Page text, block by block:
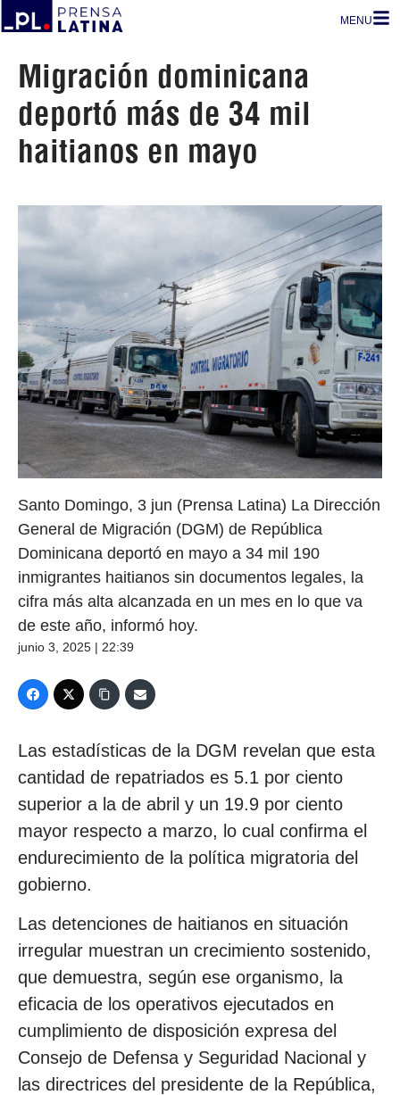
MENU
Migración dominicana
deportó más de 34 mil
haitianos en mayo
Santo Domingo, 3 jun (Prensa Latina) La Dirección
General de Migración (DGM) de República
Dominicana deportó en mayo a 34 mil 190
inmigrantes haitianos sin documentos legales, la
cifra más alta alcanzada en un mes en lo que va
de este año, informó hoy.
junio 3, 2025 | 22:39
Las estadísticas de la DGM revelan que esta
cantidad de repatriados es 5.1 por ciento
superior a la de abril y un 19.9 por ciento
mayor respecto a marzo, lo cual confirma el
endurecimiento de la política migratoria del
gobierno.
Las detenciones de haitianos en situación
irregular muestran un crecimiento sostenido,
que demuestra, según ese organismo, la
eficacia de los operativos ejecutados en
cumplimiento de disposición expresa del
Consejo de Defensa y Seguridad Nacional y
las directrices del presidente de la República,